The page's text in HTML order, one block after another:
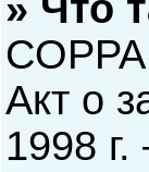
Акт о
1998